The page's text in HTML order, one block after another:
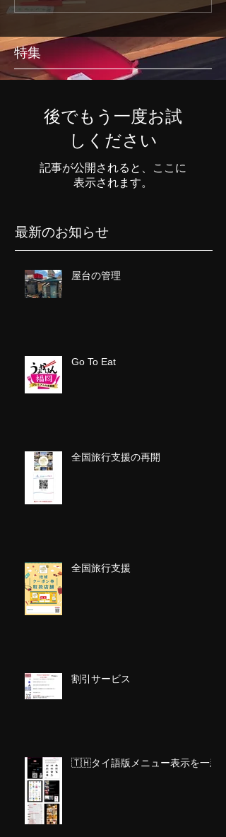
特集
後でもう一度お試
しください
記事が公開されると、ここに
表示されます。
最新のお知らせ
屋台の管理
Go To Eat
全国旅行支援の再開
全国旅行支援
割引サービス
🇹🇭タイ語版メニュー表示を一新